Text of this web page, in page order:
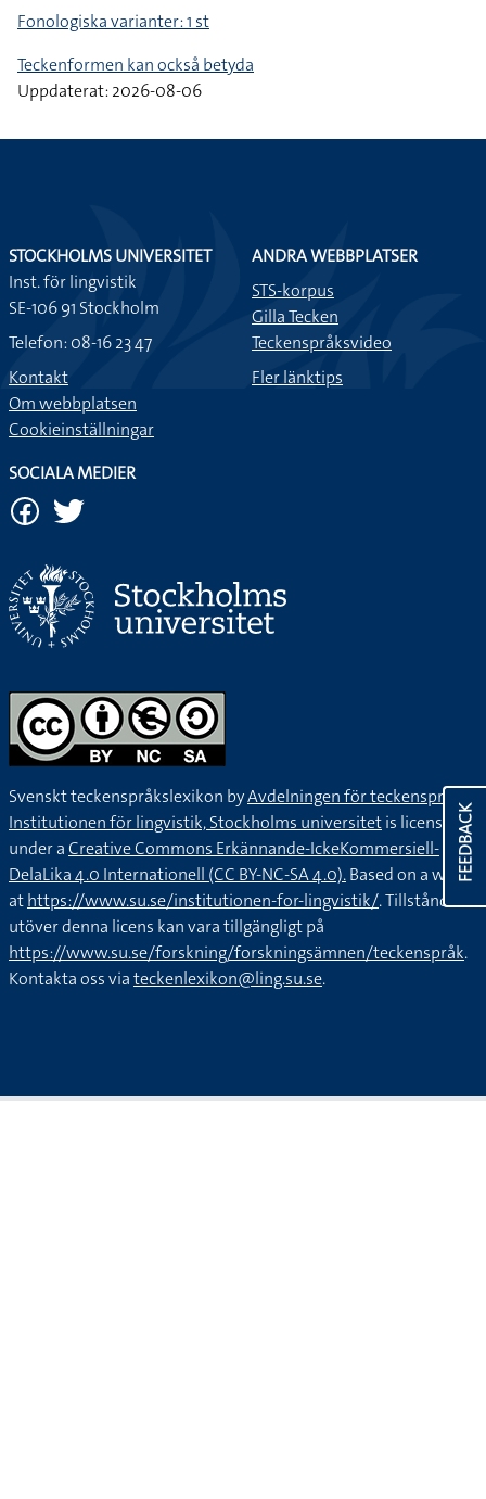
Fonologiska varianter: 1 st
Teckenformen kan också betyda
Uppdaterat: 2026-08-06
FEEDBACK
STOCKHOLMS UNIVERSITET
Inst. för lingvistik
SE-106 91 Stockholm
Telefon: 08-16 23 47
Kontakt
Om webbplatsen
Cookieinställningar
ANDRA WEBBPLATSER
STS-korpus
Gilla Tecken
Teckenspråksvideo
Fler länktips
SOCIALA MEDIER
Svenskt teckenspråkslexikon byAvdelningen för teckenspråk,
Institutionen för lingvistik, Stockholms universitetis licensed
under aCreative Commons Erkännande-IckeKommersiell-
DelaLika 4.0 Internationell (CC BY-NC-SA 4.0).Based on a work
athttps://www.su.se/institutionen-for-lingvistik/. Tillstånd
utöver denna licens kan vara tillgängligt på
https://www.su.se/forskning/forskningsämnen/teckenspråk.
Kontakta oss viateckenlexikon@ling.su.se.